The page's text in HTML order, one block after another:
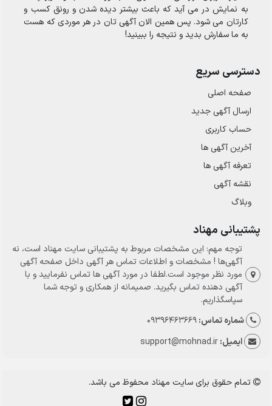
به نمایش در می آید که باعث بیشتر دیده شدن و رونق کسب و
کارتان می شود. پس همین الان آگهی تان در هر موردی که هست
به ما سفارش بدید و نتیجه را ببینید!
دسترسی سریع
صفحه اصلی
ارسال‌ آگهی جدید
حساب کاربری
آخرین آگهی ها
تعرفه آگهی ها
نقشه آگهی
وبلاگ
پشتیبانی مهناد
توجه مهم: این مشخصات مربوط به پشتیبانی سایت مهناد است، نه
آگهی‌ها ! مشخصات و اطلاعات تماس هر آگهی داخل صفحه آگهی
مورد نظر موجود است.لطفا در مورد آگهی ها تماس نفرمایید و با
آگهی دهنده تماس بگیرید. صمیمانه از همکاری و توجه شما
سپاسگذاریم.
شماره تماس:09396463669
ایمیل:support@mohnad.ir
تمام حقوق برای سایت مهناد محفوظ می باشد.